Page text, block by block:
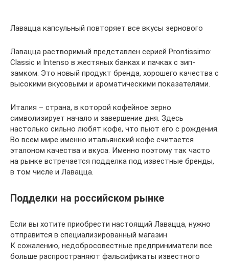
Лавацца капсульный повторяет все вкусы зернового
Лавацца растворимый представлен серией Prontissimo:
Classic и Intenso в жестяных банках и пачках с зип-
замком. Это новый продукт бренда, хорошего качества с
высокими вкусовыми и ароматическими показателями.
Италия – страна, в которой кофейное зерно
символизирует начало и завершение дня. Здесь
настолько сильно любят кофе, что пьют его с рождения.
Во всем мире именно итальянский кофе считается
эталоном качества и вкуса. Именно поэтому так часто
на рынке встречается подделка под известные бренды,
в том числе и Лавацца.
Подделки на российском рынке
Если вы хотите приобрести настоящий Лавацца, нужно
отправится в специализированный магазин
К сожалению, недобросовестные предприниматели все
больше распространяют фальсификаты известного